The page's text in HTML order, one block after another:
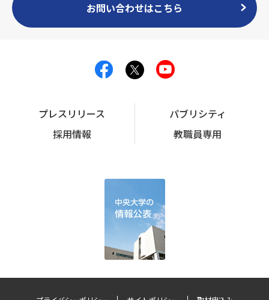
お問い合わせはこちら
プレスリリース
パブリシティ
採用情報
教職員専用